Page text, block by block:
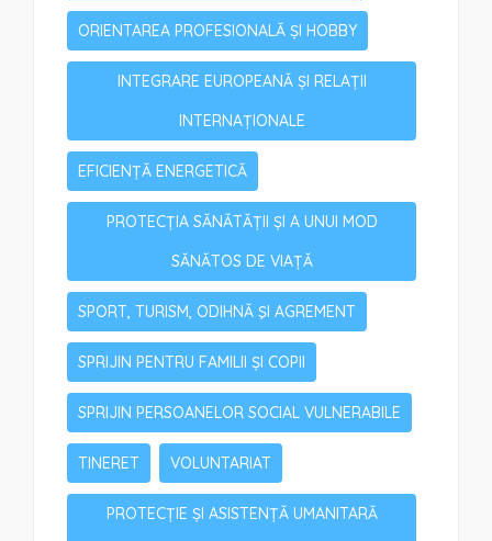
ORIENTAREA PROFESIONALĂ ȘI HOBBY
INTEGRARE EUROPEANĂ ȘI RELAȚII
INTERNAȚIONALE
EFICIENȚĂ ENERGETICĂ
PROTECȚIA SĂNĂTĂȚII ȘI A UNUI MOD
SĂNĂTOS DE VIAȚĂ
SPORT, TURISM, ODIHNĂ ŞI AGREMENT
SPRIJIN PENTRU FAMILII ȘI COPII
SPRIJIN PERSOANELOR SOCIAL VULNERABILE
TINERET VOLUNTARIAT
PROTECȚIE ȘI ASISTENȚĂ UMANITARĂ